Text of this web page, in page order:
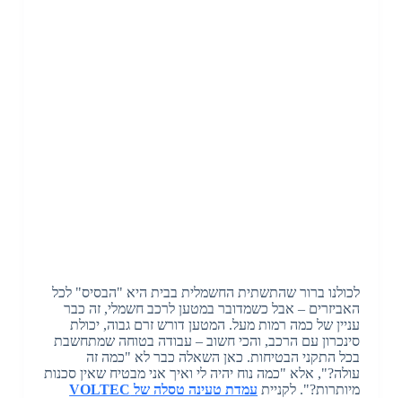
לכולנו ברור שהתשתית החשמלית בבית היא "הבסיס" לכל
האביזרים – אבל כשמדובר במטען לרכב חשמלי, זה כבר
עניין של כמה רמות מעל. המטען דורש זרם גבוה, יכולת
סינכרון עם הרכב, והכי חשוב – עבודה בטוחה שמתחשבת
בכל התקני הבטיחות. כאן השאלה כבר לא "כמה זה
עולה?", אלא "כמה נוח יהיה לי ואיך אני מבטיח שאין סכנות
מיותרות?". לקניית עמדת טעינה טסלה של VOLTEC